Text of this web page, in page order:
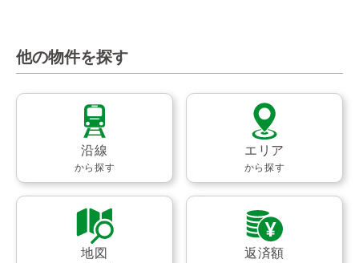
他の物件を探す
沿線
から探す
エリア
から探す
地図 返済額